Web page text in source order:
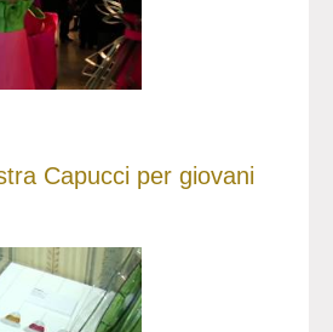
Capucci per giovani